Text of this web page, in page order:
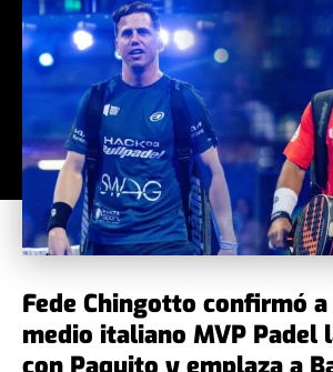
Fede Chingotto confirmó
medio italiano MVP Padel